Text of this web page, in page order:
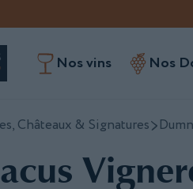
Nos vins Nos
Châteaux & Signatures